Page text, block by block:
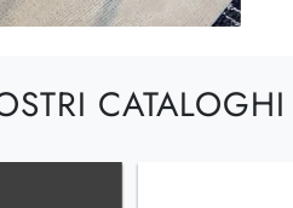
CATALOGHI